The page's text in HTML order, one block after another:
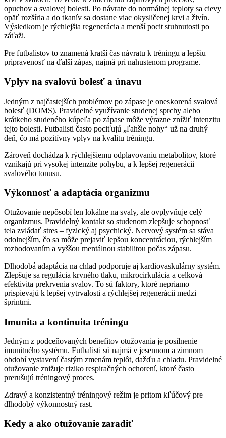
opuchov a svalovej bolesti. Po návrate do normálnej teploty sa cievy
opäť rozšíria a do tkanív sa dostane viac okysličenej krvi a živín.
Výsledkom je rýchlejšia regenerácia a menší pocit stuhnutosti po
záťaži.
Pre futbalistov to znamená kratší čas návratu k tréningu a lepšiu
pripravenosť na ďalší zápas, najmä pri nahustenom programe.
Vplyv na svalovú bolesť a únavu
Jedným z najčastejších problémov po zápase je oneskorená svalová
bolesť (DOMS). Pravidelné využívanie studenej sprchy alebo
krátkeho studeného kúpeľa po zápase môže výrazne znížiť intenzitu
tejto bolesti. Futbalisti často pociťujú „ľahšie nohy“ už na druhý
deň, čo má pozitívny vplyv na kvalitu tréningu.
Zároveň dochádza k rýchlejšiemu odplavovaniu metabolitov, ktoré
vznikajú pri vysokej intenzite pohybu, a k lepšej regenerácii
svalového tonusu.
Výkonnosť a adaptácia organizmu
Otužovanie nepôsobí len lokálne na svaly, ale ovplyvňuje celý
organizmus. Pravidelný kontakt so studenom zlepšuje schopnosť
tela zvládať stres – fyzický aj psychický. Nervový systém sa stáva
odolnejším, čo sa môže prejaviť lepšou koncentráciou, rýchlejším
rozhodovaním a vyššou mentálnou stabilitou počas zápasu.
Dlhodobá adaptácia na chlad podporuje aj kardiovaskulárny systém.
Zlepšuje sa regulácia krvného tlaku, mikrocirkulácia a celková
efektivita prekrvenia svalov. To sú faktory, ktoré nepriamo
prispievajú k lepšej vytrvalosti a rýchlejšej regenerácii medzi
šprintmi.
Imunita a kontinuita tréningu
Jedným z podceňovaných benefitov otužovania je posilnenie
imunitného systému. Futbalisti sú najmä v jesennom a zimnom
období vystavení častým zmenám teplôt, dažďu a chladu. Pravidelné
otužovanie znižuje riziko respiračných ochorení, ktoré často
prerušujú tréningový proces.
Zdravý a konzistentný tréningový režim je pritom kľúčový pre
dlhodobý výkonnostný rast.
Kedy a ako otužovanie zaradiť